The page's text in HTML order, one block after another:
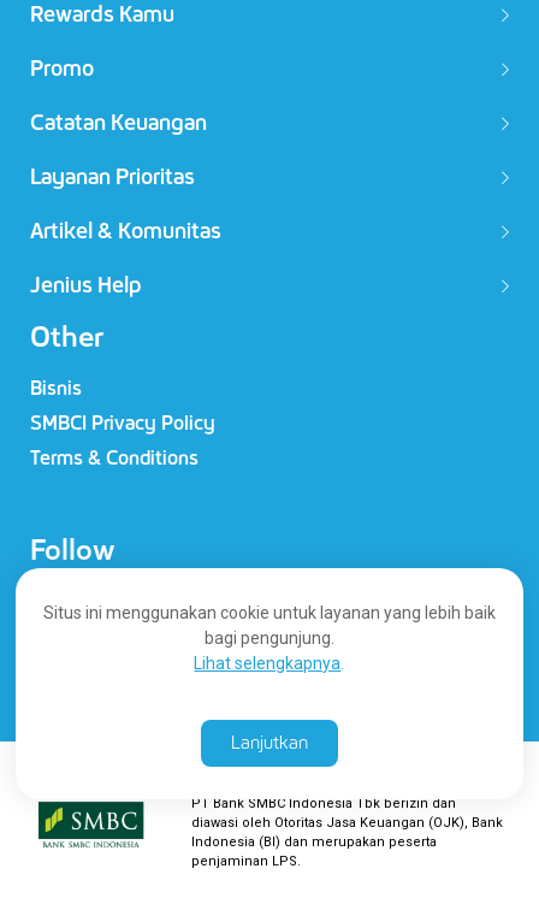
Situs ini menggunakan cookie untuk layanan yang lebih baik
bagi pengunjung.
Lihat selengkapnya
Lanjutkan
Rewards Kamu
Promo
Catatan Keuangan
Layanan Prioritas
Artikel & Komunitas
Jenius Help
Other
Bisnis
SMBCI Privacy Policy
Terms & Conditions
Follow
PT Bank SMBC Indonesia Tbk berizin dan
diawasi oleh Otoritas Jasa Keuangan (OJK), Bank
Indonesia (BI) dan merupakan peserta
penjaminan LPS.